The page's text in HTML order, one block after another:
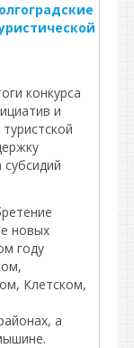
конкурса
и
новых
году
Клетском,
а